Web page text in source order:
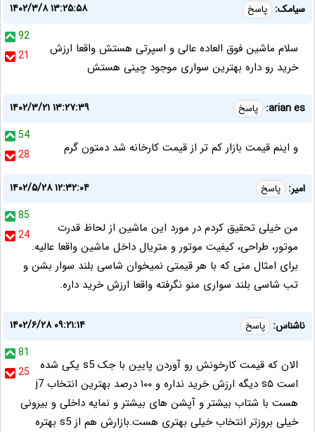
سیامک: پاسخ
۱۴۰۲/۳/۸ ۱۳:۲۵:۵۸
92
21
سلام ماشین فوق العاده عالی و اسپرتی هستش واقعا ارزش
خرید رو داره بهترین سواری موجود چینی هستش
arian es: پاسخ
۱۴۰۲/۳/۲۱ ۱۳:۲۷:۳۹
54
28
و اینم قیمت بازار کم تر از قیمت کارخانه شد‌ دمتون گرم
امیر: پاسخ
۱۴۰۲/۵/۲۸ ۱۲:۳۲:۰۴
85
24
من خیلی تحقیق کردم در مورد این ماشین از لحاظ قدرت
موتور، طراحی، کیفیت موتور و متریال داخل ماشین واقعا عالیه.
برای امثال منی که با هر قیمتی نمیخوان شاسی بلند سوار بشن و
تب شاسی بلند سواری منو نگرفته واقعا ارزش خرید داره.
ناشناس: پاسخ
۱۴۰۲/۶/۲۸ ۰۹:۲۱:۱۴
81
25
الان که قیمت کارخونش رو آوردن پایین با جک s5 یکی شده
است s۵ دیگه ارزش خرید نداره و ۱۰۰ درصد بهترین انتخاب j7
هست با شتاب بیشتر و آپشن های بیشتر و نمایه داخلی و بیرونی
خیلی بروزتر انتخاب خیلی بهتری هست.بازارش هم از s5 بهتره